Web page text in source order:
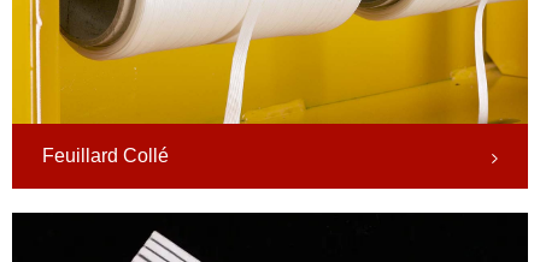
Feuillard Collé